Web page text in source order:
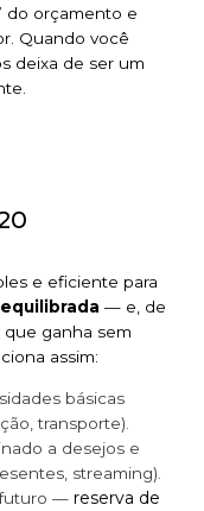
do orçamento e
Quando você
deixa de ser um
e eficiente para
— e, de
que ganha sem
assim:
básicas
transporte).
a desejos e
streaming).
futuro — reserva de